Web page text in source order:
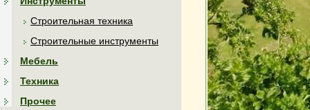
Строительная техника
Строительные инструменты
Мебель
Техника
Прочее